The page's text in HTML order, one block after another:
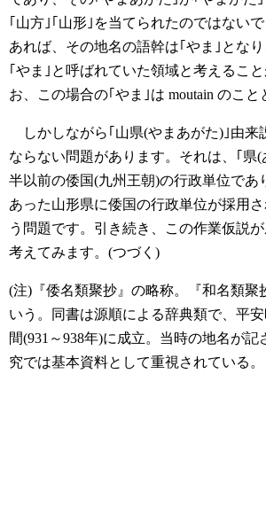
｢山方｣｢山形｣を当てられたのではない
あれば、その地名の語幹は｢やま｣とな
｢やま｣と呼ばれていた領域と考えるこ
お、この場合の｢やま｣は moutain のこと
しかしながら｢山県(やまあがた)｣由来
ならない問題があります。それは、｢県
半以前の倭国(九州王朝)の行政単位であ
あった山形県に倭国の行政単位が採用
う問題です。引き続き、この作業仮説
考えてみます。(つづく)
(注)『倭名類聚抄』の略称。『和名類聚
いう。同書は源順による辞典類で、平
間(931～938年)に成立。当時の地名が
究では基本資料として重視されている。